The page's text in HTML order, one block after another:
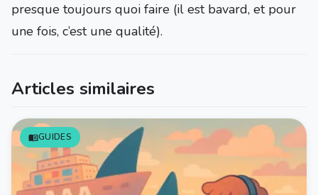
presque toujours quoi faire (il est bavard, et pour
une fois, c’est une qualité).
Articles similaires
GUIDES